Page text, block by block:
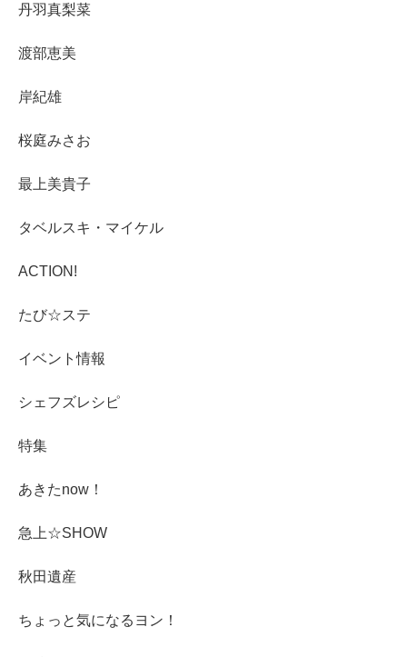
丹羽真梨菜
渡部恵美
岸紀雄
桜庭みさお
最上美貴子
タベルスキ・マイケル
ACTION!
たび☆ステ
イベント情報
シェフズレシピ
特集
あきたnow！
急上☆SHOW
秋田遺産
ちょっと気になるヨン！